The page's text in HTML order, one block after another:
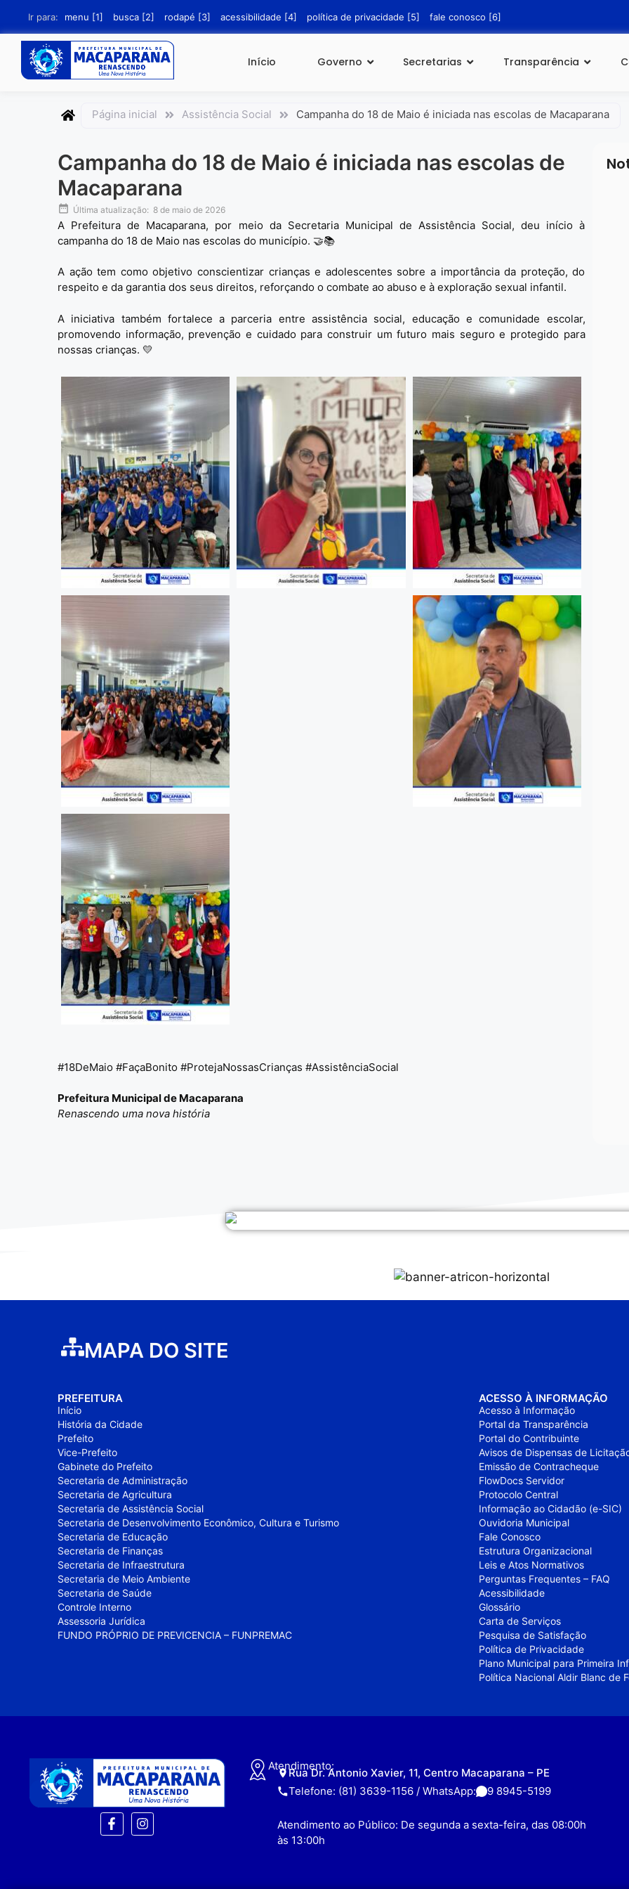
conteúdo
Ir para: menu [1] busca [2] rodapé [3] acessibilidade [4] política de privacidade [5] fale conosco [6]
Início Governo Secretarias Transparência
Página inicial Assistência Social Campanha do 18 de Maio é iniciada nas escolas de Macaparana
Campanha do 18 de Maio é iniciada nas escolas de
Macaparana
Última atualização: 8 de maio de 2026
A Prefeitura de Macaparana, por meio da Secretaria Municipal de Assistência Social, deu início à
campanha do 18 de Maio nas escolas do município. 🤝📚
A ação tem como objetivo conscientizar crianças e adolescentes sobre a importância da proteção, do
respeito e da garantia dos seus direitos, reforçando o combate ao abuso e à exploração sexual infantil.
A iniciativa também fortalece a parceria entre assistência social, educação e comunidade escolar,
promovendo informação, prevenção e cuidado para construir um futuro mais seguro e protegido para
nossas crianças. 💛
#18DeMaio #FaçaBonito #ProtejaNossasCrianças #AssistênciaSocial
Prefeitura Municipal de Macaparana
Renascendo uma nova história
MAPA DO SITE
PREFEITURA
Início
História da Cidade
Prefeito
Vice-Prefeito
Gabinete do Prefeito
Secretaria de Administração
Secretaria de Agricultura
Secretaria de Assistência Social
Secretaria de Desenvolvimento Econômico, Cultura e Turismo
Secretaria de Educação
Secretaria de Finanças
Secretaria de Infraestrutura
Secretaria de Meio Ambiente
Secretaria de Saúde
Controle Interno
Assessoria Jurídica
FUNDO PRÓPRIO DE PREVICENCIA – FUNPREMAC
ACESSO À INFORMAÇÃO
Acesso à Informação
Portal da Transparência
Portal do Contribuinte
Avisos de Dispensas de
Emissão de Contracheque
FlowDocs Servidor
Protocolo Central
Informação ao Cidadão (e-SIC)
Ouvidoria Municipal
Fale Conosco
Estrutura Organizacional
Leis e Atos Normativos
Perguntas Frequentes – FAQ
Acessibilidade
Glossário
Carta de Serviços
Pesquisa de Satisfação
Política de Privacidade
Plano Municipal para Primeira
Política Nacional Aldir Blanc de
Atendimento:
Rua Dr. Antonio Xavier, 11, Centro Macaparana – PE
Telefone: (81) 3639-1156 / WhatsApp:
9 8945-5199
Atendimento ao Público: De segunda a sexta-feira, das 08:00h
às 13:00h